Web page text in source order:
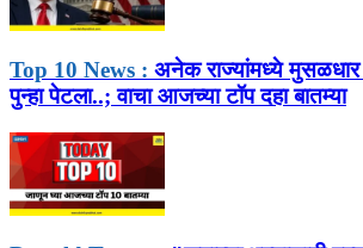
Top 10 News : अनेक राज्यांमध्ये
पुन्हा पेटला..; वाचा आजच्या टॉप दहा बातम्या